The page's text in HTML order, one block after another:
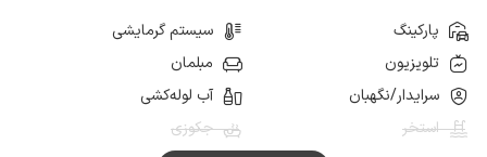
پارکینگ
سیستم گرمایشی
تلویزیون
مبلمان
سرایدار/نگهبان
آب لوله‌کشی
استخر
جکوزی